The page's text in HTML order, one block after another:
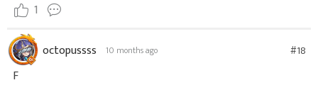
1
octopussss 10 months ago #18
F